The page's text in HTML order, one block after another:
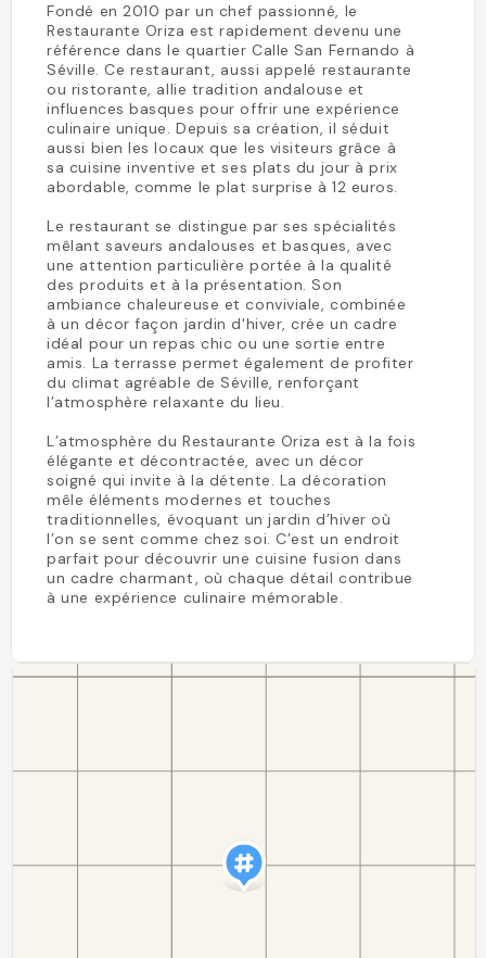
Fondé en 2010 par un chef passionné, le
Restaurante Oriza est rapidement devenu une
référence dans le quartier Calle San Fernando à
Séville. Ce restaurant, aussi appelé restaurante
ou ristorante, allie tradition andalouse et
influences basques pour offrir une expérience
culinaire unique. Depuis sa création, il séduit
aussi bien les locaux que les visiteurs grâce à
sa cuisine inventive et ses plats du jour à prix
abordable, comme le plat surprise à 12 euros.
Le restaurant se distingue par ses spécialités
mêlant saveurs andalouses et basques, avec
une attention particulière portée à la qualité
des produits et à la présentation. Son
ambiance chaleureuse et conviviale, combinée
à un décor façon jardin d'hiver, crée un cadre
idéal pour un repas chic ou une sortie entre
amis. La terrasse permet également de profiter
du climat agréable de Séville, renforçant
l’atmosphère relaxante du lieu.
L’atmosphère du Restaurante Oriza est à la fois
élégante et décontractée, avec un décor
soigné qui invite à la détente. La décoration
mêle éléments modernes et touches
traditionnelles, évoquant un jardin d’hiver où
l’on se sent comme chez soi. C’est un endroit
parfait pour découvrir une cuisine fusion dans
un cadre charmant, où chaque détail contribue
à une expérience culinaire mémorable.